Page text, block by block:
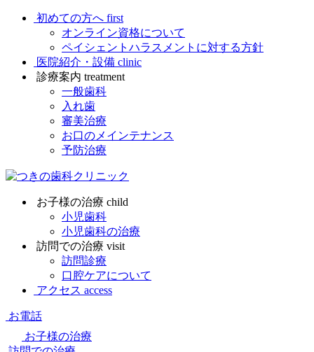
初めての方へ first
オンライン資格について
ペイシェントハラスメントに対する方針
医院紹介・設備 clinic
診療案内 treatment
一般歯科
入れ歯
審美治療
お口のメインテナンス
予防治療
お子様の治療 child
小児歯科
小児歯科の治療
訪問での治療 visit
訪問診療
口腔ケアについて
アクセス access
お電話
お子様の治療